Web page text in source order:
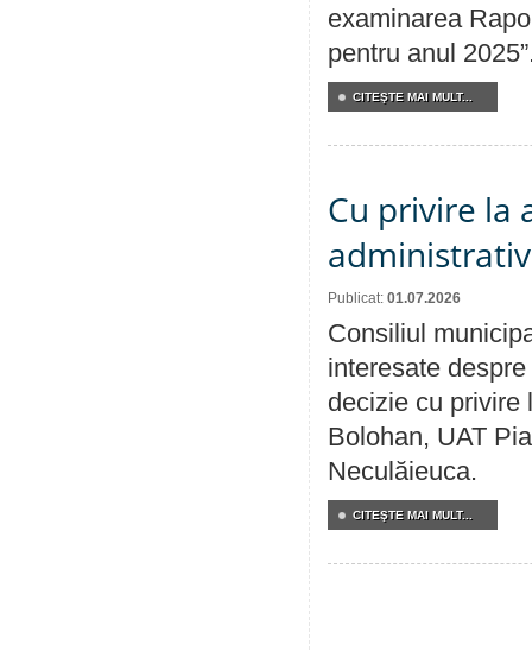
examinarea
pentru anul
CITEŞTE MAI MULT...
Cu privire la
Publicat: 01.07.2026
Consiliul
interesate
decizie cu privire
Bolohan, UAT
Neculăieuca.
CITEŞTE MAI MULT...